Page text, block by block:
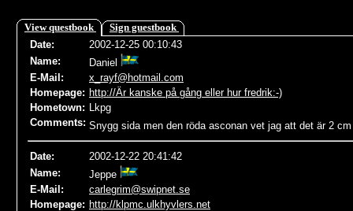
View questbook
Sign guestbook
Date:
2002-12-25 00:10:43
Name:
Daniel
E-Mail:
x_rayf@hotmail.com
Homepage: http://Är kanske på gång eller hur fredrik:-)
Hometown: Lkpg
Comments: Snygg sida men den röda asconan vet jag att det är 2
Date:
2002-12-22 20:41:42
Name:
Jeppe
E-Mail:
carlegrim@swipnet.se
Homepage: http://klpmc.ulkhyvlers.net